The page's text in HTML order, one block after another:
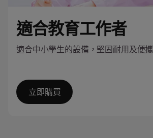
適合教育工作者
適合中小學生的設備，堅固耐用及便攜
立即購買